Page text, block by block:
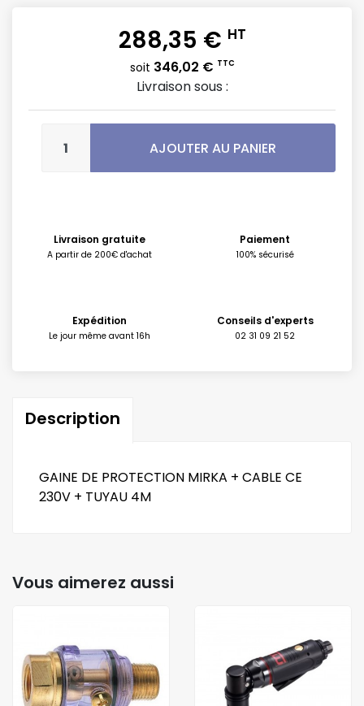
288,35 € HT
soit 346,02 € TTC
Livraison sous :
AJOUTER AU PANIER
Livraison gratuite
A partir de 200€ d'achat
Paiement
100% sécurisé
Expédition
Le jour même avant 16h
Conseils d'experts
02 31 09 21 52
Description
GAINE DE PROTECTION MIRKA + CABLE CE
230V + TUYAU 4M
Vous aimerez aussi